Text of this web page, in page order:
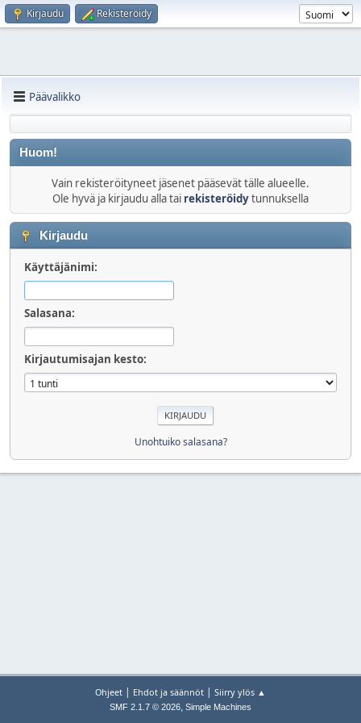
Kirjaudu Rekisteröidy
Päävalikko
Huom!
Vain rekisteröityneet jäsenet pääsevät tälle alueelle.
Ole hyvä ja kirjaudu alla tai rekisteröidytunnuksella
Kirjaudu
Käyttäjänimi:
Salasana:
Kirjautumisajan kesto:
Unohtuiko salasana?
Ohjeet | Ehdot ja säännöt | Siirry ylös ▲
SMF 2.1.7 © 2026, Simple Machines